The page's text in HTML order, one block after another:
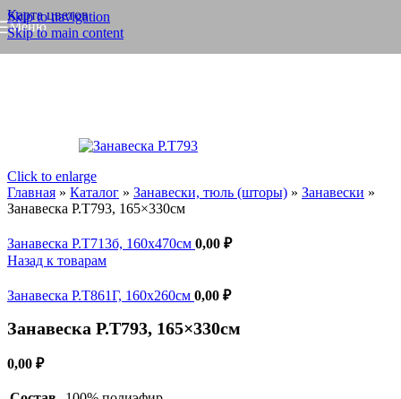
Карта цветов
Skip to navigation
Skip to main content
Меню
Click to enlarge
Главная » Каталог » Занавески, тюль (шторы) » Занавески »
Занавеска Р.Т793, 165×330см
Занавеска Р.Т713б, 160x470см 0,00 ₽
Назад к товарам
Занавеска Р.Т861Г, 160x260см 0,00 ₽
Занавеска Р.Т793, 165×330см
0,00 ₽